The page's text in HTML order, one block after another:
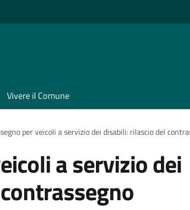
Vivere il Comune
per veicoli a servizio dei disabili: rilascio del
a servizio dei